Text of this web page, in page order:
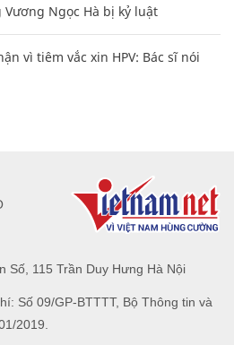
Vương Ngọc Hà bị kỷ luật
vì tiêm vắc xin HPV: Bác sĩ nói
Số, 115 Trần Duy Hưng Hà Nội
Số 09/GP-BTTTT, Bộ Thông tin và
2019.